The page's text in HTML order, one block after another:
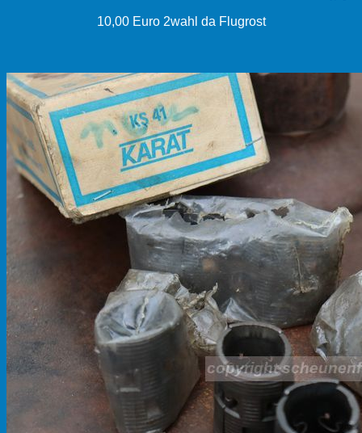
10,00 Euro 2wahl da Flugrost